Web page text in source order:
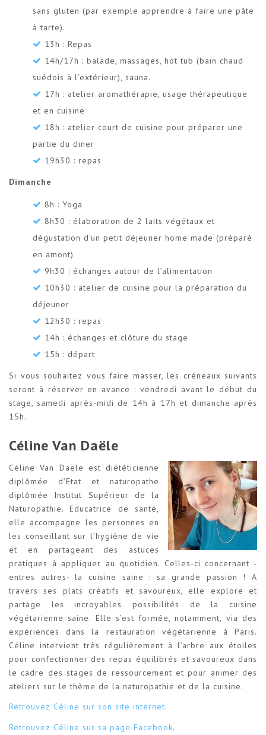
sans gluten (par exemple apprendre à faire une pâte
à tarte).
13h : Repas
14h/17h : balade, massages, hot tub (bain chaud
suédois à l’extérieur), sauna.
17h : atelier aromathérapie, usage thérapeutique
et en cuisine
18h : atelier court de cuisine pour préparer une
partie du diner
19h30 : repas
Dimanche
8h : Yoga
8h30 : élaboration de 2 laits végétaux et
dégustation d’un petit déjeuner home made (préparé
en amont)
9h30 : échanges autour de l’alimentation
10h30 : atelier de cuisine pour la préparation du
déjeuner
12h30 : repas
14h : échanges et clôture du stage
15h : départ
Si vous souhaitez vous faire masser, les créneaux suivants
seront à réserver en avance : vendredi avant le début du
stage, samedi après-midi de 14h à 17h et dimanche après
15h.
Céline Van Daële
Céline Van Daële est diététicienne
diplômée d’Etat et naturopathe
diplômée Institut Supérieur de la
Naturopathie. Educatrice de santé,
elle accompagne les personnes en
les conseillant sur l’hygiène de vie
et en partageant des astuces
pratiques à appliquer au quotidien. Celles-ci concernant -
entres autres- la cuisine saine : sa grande passion ! A
travers ses plats créatifs et savoureux, elle explore et
partage les incroyables possibilités de la cuisine
végétarienne saine. Elle s’est formée, notamment, via des
expériences dans la restauration végétarienne à Paris.
Céline intervient très régulièrement à l’arbre aux étoiles
pour confectionner des repas équilibrés et savoureux dans
le cadre des stages de ressourcement et pour animer des
ateliers sur le thème de la naturopathie et de la cuisine.
Retrouvez Céline sur son site internet.
Retrouvez Céline sur sa page Facebook.